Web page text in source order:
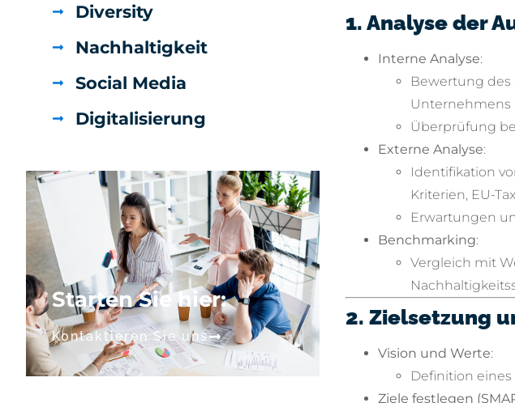
Diversity
Nachhaltigkeit
Social Media
Digitalisierung
Starten Sie hier:
Kontaktieren Sie uns
1. Analyse der
Interne Analyse:
Bewertung des
Unternehmens
Überprüfung
Externe Analyse:
Identifikation
Kriterien, EU-
Erwartungen
Benchmarking:
Vergleich mit
2. Zielsetzung
Vision und Werte:
Definition
Ziele festlegen